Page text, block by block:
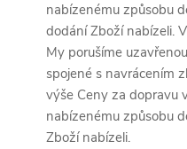
nabízenému způsobu
dodání Zboží nabízeli.
My porušíme
spojené s navrácením
výše Ceny za dopravu
nabízenému způsobu
Zboží nabízeli.